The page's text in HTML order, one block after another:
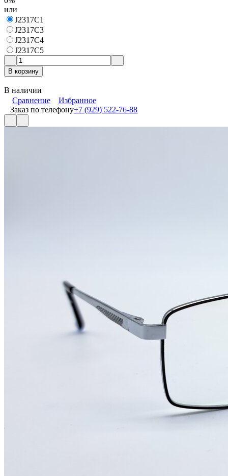
или
J2317C1
J2317C3
J2317C4
J2317C5
В корзину
В наличии
Сравнение
Избранное
Заказ по телефону+7 (929) 522-76-88